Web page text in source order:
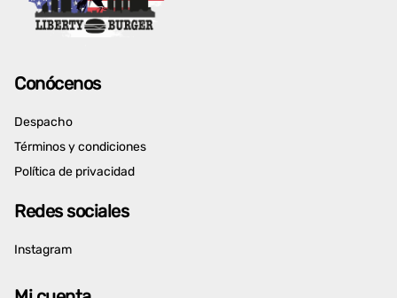
Conócenos
Despacho
Términos y condiciones
Política de privacidad
Redes sociales
Instagram